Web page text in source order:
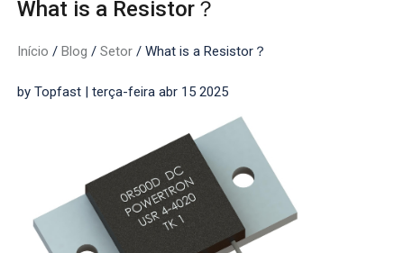
What is a Resistor？
Início /Blog /Setor /What is a Resistor？
by Topfast | terça-feira abr 15 2025